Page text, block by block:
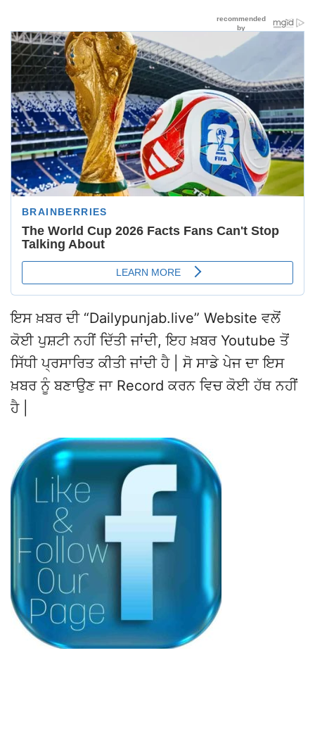
ਇਸ ਖ਼ਬਰ ਦੀ “Dailypunjab.live” Website ਵਲੋਂ
ਕੋਈ ਪੁਸ਼ਟੀ ਨਹੀਂ ਦਿੱਤੀ ਜਾਂਦੀ, ਇਹ ਖ਼ਬਰ Youtube ਤੋਂ
ਸਿੱਧੀ ਪ੍ਰਸਾਰਿਤ ਕੀਤੀ ਜਾਂਦੀ ਹੈ | ਸੋ ਸਾਡੇ ਪੇਜ ਦਾ ਇਸ
ਖ਼ਬਰ ਨੂੰ ਬਣਾਉਣ ਜਾ Record ਕਰਨ ਵਿਚ ਕੋਈ ਹੱਥ ਨਹੀਂ
ਹੈ |